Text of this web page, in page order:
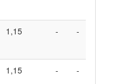
1,15 - -
1,15 - -